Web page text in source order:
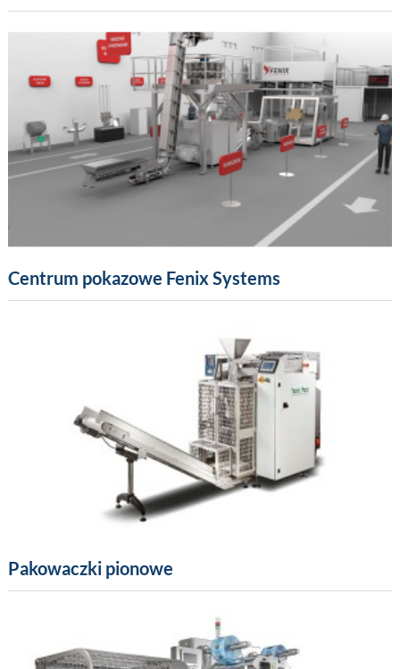
Centrum pokazowe Fenix Systems
Pakowaczki pionowe